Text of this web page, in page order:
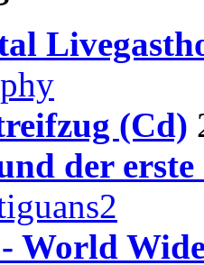
(Cd)
der erste
World